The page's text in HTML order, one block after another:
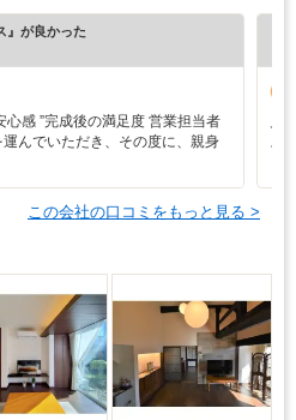
』が良かった
心感 ‪”‬完成後の満足度 営業担当者
んでいただき、その度に、親身
ス
この会社の口コミをもっと見る >